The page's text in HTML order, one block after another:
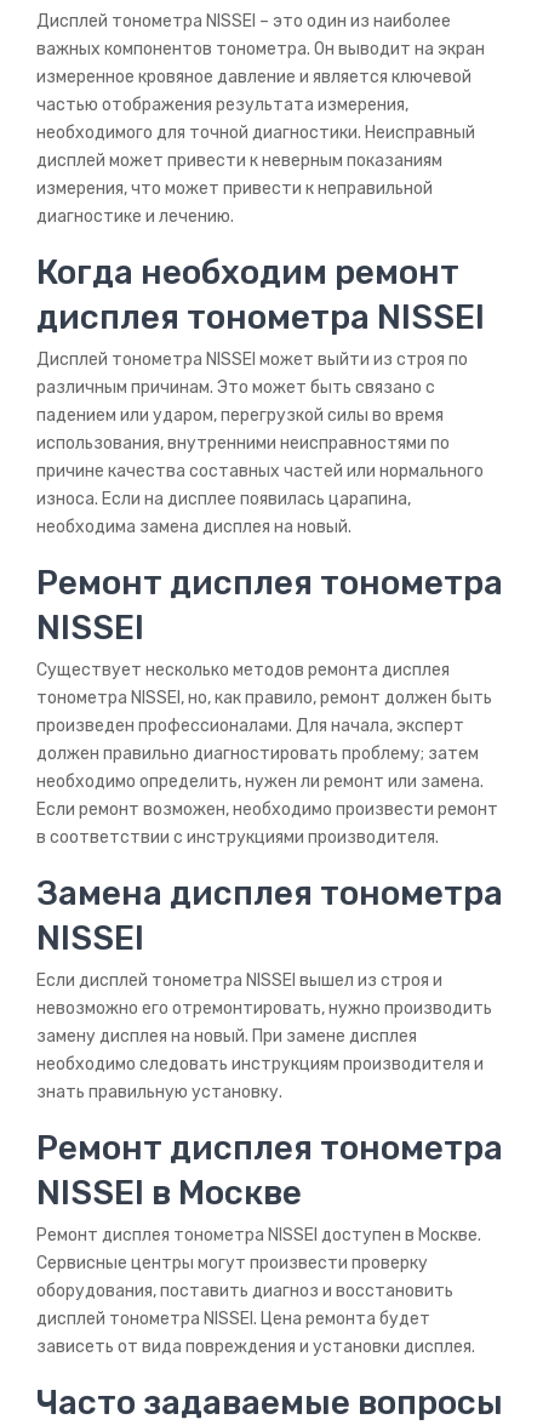
Дисплей тонометра NISSEI – это один из наиболее
важных компонентов тонометра. Он выводит на экран
измеренное кровяное давление и является ключевой
частью отображения результата измерения,
необходимого для точной диагностики. Неисправный
дисплей может привести к неверным показаниям
измерения, что может привести к неправильной
диагностике и лечению.
Когда необходим ремонт
дисплея тонометра NISSEI
Дисплей тонометра NISSEI может выйти из строя по
различным причинам. Это может быть связано с
падением или ударом, перегрузкой силы во время
использования, внутренними неисправностями по
причине качества составных частей или нормального
износа. Если на дисплее появилась царапина,
необходима замена дисплея на новый.
Ремонт дисплея тонометра
NISSEI
Существует несколько методов ремонта дисплея
тонометра NISSEI, но, как правило, ремонт должен быть
произведен профессионалами. Для начала, эксперт
должен правильно диагностировать проблему; затем
необходимо определить, нужен ли ремонт или замена.
Если ремонт возможен, необходимо произвести ремонт
в соответствии с инструкциями производителя.
Замена дисплея тонометра
NISSEI
Если дисплей тонометра NISSEI вышел из строя и
невозможно его отремонтировать, нужно производить
замену дисплея на новый. При замене дисплея
необходимо следовать инструкциям производителя и
знать правильную установку.
Ремонт дисплея тонометра
NISSEI в Москве
Ремонт дисплея тонометра NISSEI доступен в Москве.
Сервисные центры могут произвести проверку
оборудования, поставить диагноз и восстановить
дисплей тонометра NISSEI. Цена ремонта будет
зависеть от вида повреждения и установки дисплея.
Часто задаваемые вопросы